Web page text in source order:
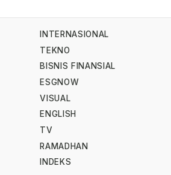
INTERNASIONAL
TEKNO
BISNIS FINANSIAL
ESGNOW
VISUAL
ENGLISH
TV
RAMADHAN
INDEKS